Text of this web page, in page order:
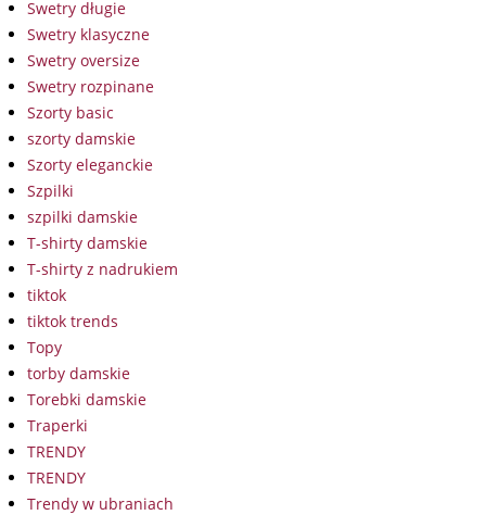
Swetry długie
Swetry klasyczne
Swetry oversize
Swetry rozpinane
Szorty basic
szorty damskie
Szorty eleganckie
Szpilki
szpilki damskie
T-shirty damskie
T-shirty z nadrukiem
tiktok
tiktok trends
Topy
torby damskie
Torebki damskie
Traperki
TRENDY
TRENDY
Trendy w ubraniach